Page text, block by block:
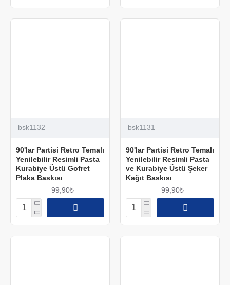
bsk1132
90'lar Partisi Retro Temalı
Yenilebilir Resimli Pasta
Kurabiye Üstü Gofret
Plaka Baskısı
99,90₺
bsk1131
90'lar Partisi Retro Temalı
Yenilebilir Resimli Pasta
ve Kurabiye Üstü Şeker
Kağıt Baskısı
99,90₺